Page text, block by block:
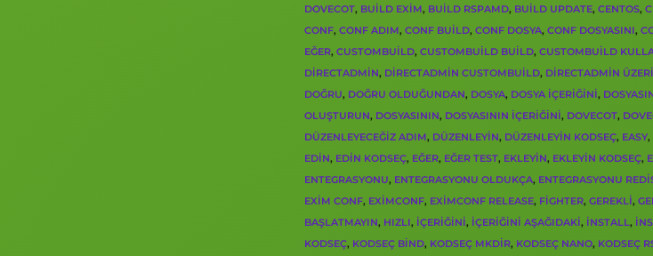
DOVECOT, BUILD EXIM, BUILD RSPAMD, BUILD UPDATE, CENTOS,
CONF, CONF ADIM, CONF BUILD, CONF DOSYA, CONF DOSYASINI,
EĞER, CUSTOMBUILD, CUSTOMBUILD BUILD, CUSTOMBUILD
DIRECTADMIN, DIRECTADMIN CUSTOMBUILD, DIRECTADMIN
DOĞRU, DOĞRU OLDUĞUNDAN, DOSYA, DOSYA IÇERIĞINI,
OLUŞTURUN, DOSYASININ, DOSYASININ IÇERIĞINI, DOVECOT,
DÜZENLEYECEĞIZ ADIM, DÜZENLEYIN, DÜZENLEYIN KODSEÇ, EASY,
EDIN, EDIN KODSEÇ, EĞER, EĞER TEST, EKLEYIN, EKLEYIN KODSEÇ,
ENTEGRASYONU, ENTEGRASYONU OLDUKÇA, ENTEGRASYONU
EXIM CONF, EXIMCONF, EXIMCONF RELEASE, FIGHTER, GEREKLI,
BAŞLATMAYIN, HIZLI, IÇERIĞINI, IÇERIĞINI AŞAĞIDAKI, INSTALL,
KODSEÇ, KODSEÇ BIND, KODSEÇ MKDIR, KODSEÇ NANO, KODSEÇ